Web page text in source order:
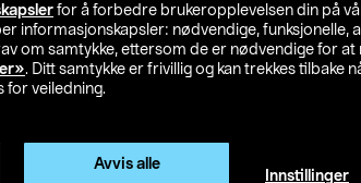
for å forbedre brukeropplevelsen din på
informasjonskapsler: nødvendige, funksjonelle,
om samtykke, ettersom de er nødvendige for
. Ditt samtykke er frivillig og kan trekkes tilbake
for veiledning.
Avvis alle
Innstillinger